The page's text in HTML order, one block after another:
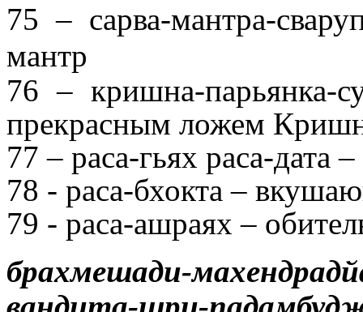
75 – сарва-мантра-
мантр
76 – кришна-парьянка-
прекрасным ложем
77 – раса-гьях раса-дата
78 - раса-бхокта –
79 - раса-ашраях –
брахмешади-